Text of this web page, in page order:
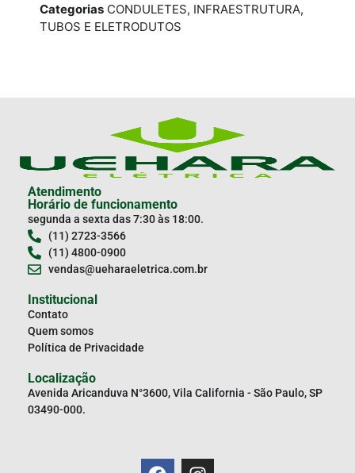
Categorias CONDULETES, INFRAESTRUTURA,
TUBOS E ELETRODUTOS
Atendimento
Horário de funcionamento
segunda a sexta das 7:30 às 18:00.
(11) 2723-3566
(11) 4800-0900
vendas@ueharaeletrica.com.br
Institucional
Contato
Quem somos
Política de Privacidade
Localização
Avenida Aricanduva N°3600, Vila California - São Paulo, SP
03490-000.